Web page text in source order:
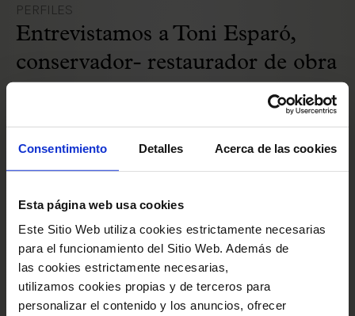
Consentimiento Detalles Acerca de las cookies
Esta página web usa cookies
Este Sitio Web utiliza cookies estrictamente necesarias
para el funcionamiento del Sitio Web. Además de
las cookies estrictamente necesarias,
utilizamos cookies propias y de terceros para
personalizar el contenido y los anuncios, ofrecer
PERFILES
Entrevistamos a Toni Esparó,
conservador- restaurador de obra
gráfica y documento de archivo